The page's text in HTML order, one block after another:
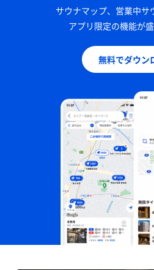
サウナマップ、営業中サ
アプリ限定の機能が
無料でダウン